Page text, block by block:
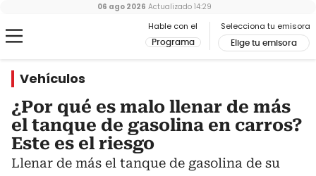
Hable con el
Programa
Selecciona tu emisora
Elige tu emisora
06 ago 2026 Actualizado 14:29
Vehículos
¿Por qué es malo llenar de más
el tanque de gasolina en carros?
Este es el riesgo
Llenar de más el tanque de gasolina de su